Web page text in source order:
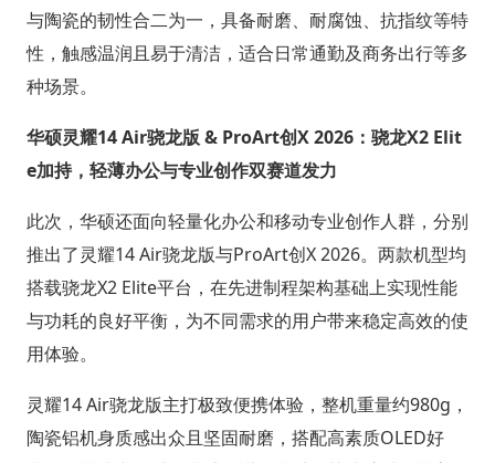
与陶瓷的韧性合二为一，具备耐磨、耐腐蚀、抗指纹等特
性，触感温润且易于清洁，适合日常通勤及商务出行等多
种场景。
华硕灵耀14 Air骁龙版 & ProArt创X 2026：骁龙X2 Elit
e加持，轻薄办公与专业创作双赛道发力
此次，华硕还面向轻量化办公和移动专业创作人群，分别
推出了灵耀14 Air骁龙版与ProArt创X 2026。两款机型均
搭载骁龙X2 Elite平台，在先进制程架构基础上实现性能
与功耗的良好平衡，为不同需求的用户带来稳定高效的使
用体验。
灵耀14 Air骁龙版主打极致便携体验，整机重量约980g，
陶瓷铝机身质感出众且坚固耐磨，搭配高素质OLED好